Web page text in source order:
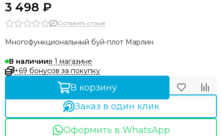
3 498 ₽
Оставить отзыв
Многофункциональный буй-плот Марлин
В наличиив 1 магазине
+69 бонусов за покупку
В корзину
Заказ в один клик
Оформить в WhatsApp